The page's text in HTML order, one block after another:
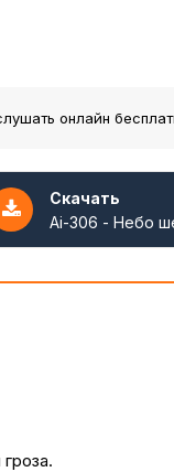
онлайн
Скачать
Ai-306 - Небо